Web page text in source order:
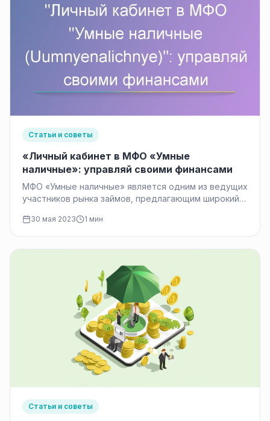
Статьи и советы
«Личный кабинет в МФО «Умные
наличные»: управляй своими финансами
МФО «Умные наличные» является одним из ведущих
участников рынка займов, предлагающим широкий
и…30 мая 2023 1 мин
Статьи и советы